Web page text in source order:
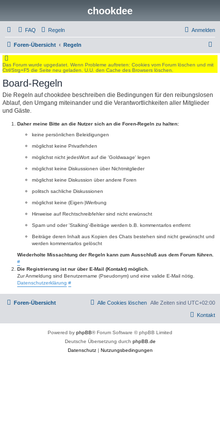
chookdee
FAQ Regeln Anmelden
Foren-Übersicht Regeln
u
Das Forum wurde upgedatet. Wenn Probleme auftreten: Cookies vom Forum löschen und mit
Ctrl/Strg+F5 die Seite neu geladen. U.U. den Cache des Browsers löschen.
Board-Regeln
Die Regeln auf chookdee beschreiben die Bedingungen für den reibungslosen
Ablauf, den Umgang miteinander und die Verantwortlichkeiten aller Mitglieder
und Gäste.
Daher meine Bitte an die Nutzer sich an die Foren-Regeln zu halten:
keine persönlichen Beleidigungen
möglichst keine Privatfehden
möglichst nicht jedesWort auf die 'Goldwaage' legen
möglichst keine Diskussionen über Nichtmitglieder
möglichst keine Diskussion über andere Foren
politsch sachliche Diskussionen
möglichst keine (Eigen-)Werbung
Hinweise auf Rechtschreibfehler sind nicht erwünscht
Spam und oder 'Stalking'-Beiträge werden b.B. kommentarlos entfernt
Beiträge deren Inhalt aus Kopien des Chats bestehen sind nicht gewünscht und
werden kommentarlos gelöscht
Wiederholte Missachtung der Regeln kann zum Ausschluß aus dem Forum führen.
#
Die Registrierung ist nur über E-Mail (Kontakt) möglich.
Zur Anmeldung sind Benutzername (Pseudonym) und eine valide E-Mail nötig.
Datenschutzerklärung #
Foren-Übersicht Alle Zeiten sind UTC+02:00
Alle Cookies löschen
Kontakt
Powered by phpBB® Forum Software © phpBB Limited
Deutsche Übersetzung durch phpBB.de
Datenschutz| Nutzungsbedingungen